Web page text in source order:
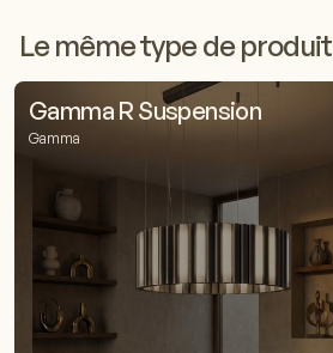
Le même type de produit
Gamma R Suspension
Gamma